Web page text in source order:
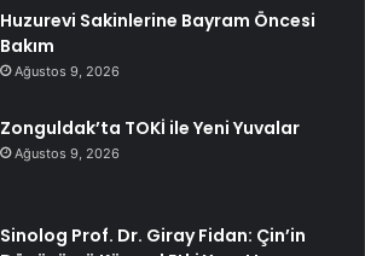
Huzurevi Sakinlerine Bayram Öncesi
Bakım
Ağustos 9, 2026
Zonguldak’ta TOKİ ile Yeni Yuvalar
Ağustos 9, 2026
Sinolog Prof. Dr. Giray Fidan: Çin’in